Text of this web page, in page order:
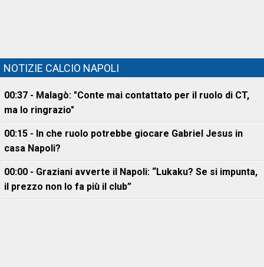
NOTIZIE CALCIO NAPOLI
00:37 - Malagò: "Conte mai contattato per il ruolo di CT,
ma lo ringrazio"
00:15 - In che ruolo potrebbe giocare Gabriel Jesus in
casa Napoli?
00:00 - Graziani avverte il Napoli: “Lukaku? Se si impunta,
il prezzo non lo fa più il club”